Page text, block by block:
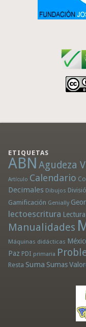
ETIQUETAS
ABN Agudeza
Artículo Calendario
Decimales Dibujos
Gamificación Genially
lectoescritura Lectura
Manualidades
Máquinas didácticas
Paz PDI primaria
Resta Suma Sumas